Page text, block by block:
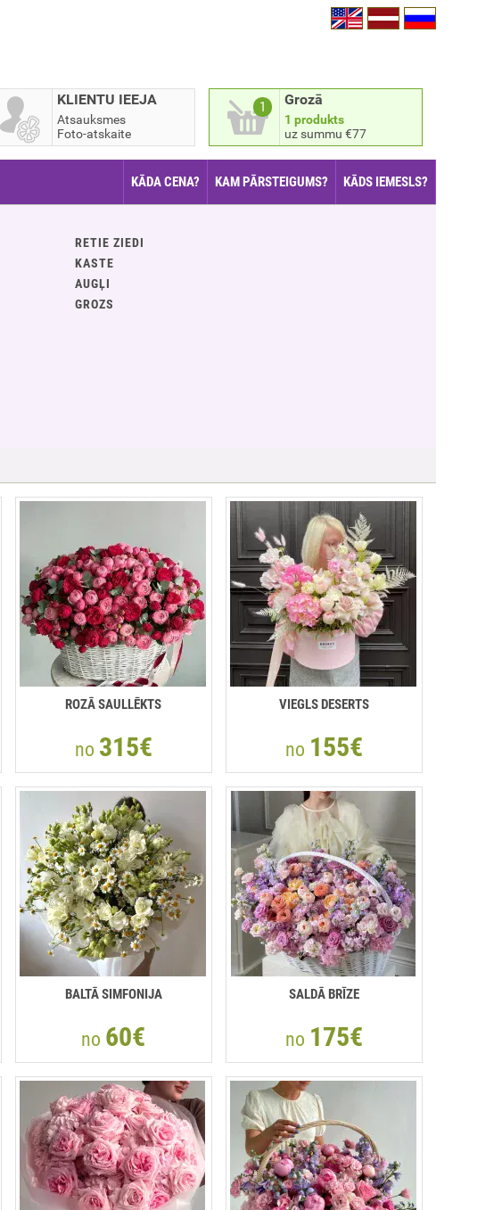
1 Grozā
1 produkts
uz summu €77
KLIENTU IEEJA
Atsauksmes
Foto-atskaite
KĀDA CENA? KAM PĀRSTEIGUMS? KĀDS IEMESLS?
RETIE ZIEDI
KASTE
AUGĻI
GROZS
ROZĀ SAULLĒKTS
no 315€
VIEGLS DESERTS
no 155€
BALTĀ SIMFONIJA
no 60€
SALDĀ BRĪZE
no 175€